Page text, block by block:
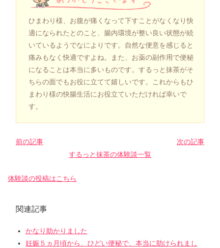
ひまわり様、お腹が痛くなって下すことがなくなり快
適になられたとのこと、腸内環境が整い良い状態が続
いているようでなによりです。自然な便意を感じると
痛みもなく快適ですよね。また、お薬の副作用で便秘
になることは本当に多いものです。するっと抹茶がそ
ちらの面でもお役に立てて嬉しいです。これからもひ
まわり様の快腸生活にお役立ていただければ幸いで
す。
前の記事
次の記事
するっと抹茶の体験談一覧
体験談の投稿はこちら
関連記事
かなり助かりました
妊娠５ヵ月頃から、ひどい便秘で、本当に助けられまし